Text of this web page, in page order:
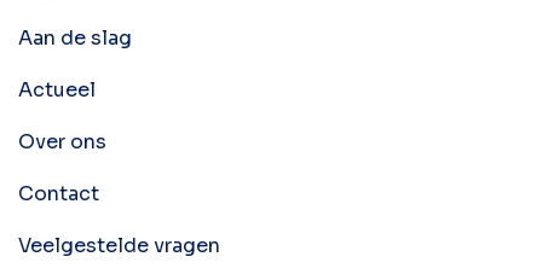
Aan de slag
Actueel
Over ons
Contact
Veelgestelde vragen